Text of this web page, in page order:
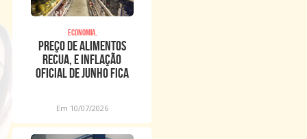
Economia,
Preço de alimentos
recua, e inflação
oficial de junho fica
Em 10/07/2026